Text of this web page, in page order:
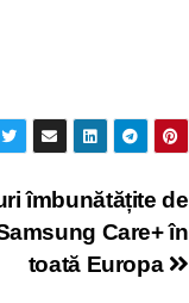
îmbunătățite de
Care+ în
toată Europa